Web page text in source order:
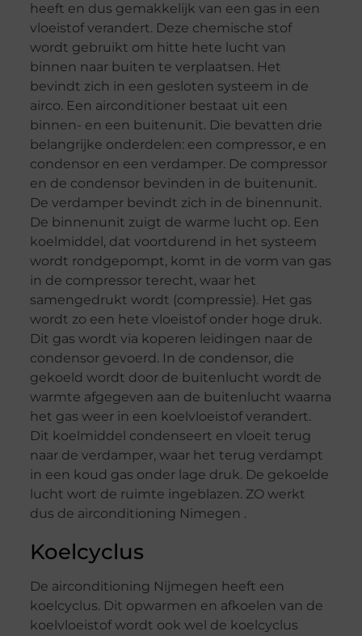
heeft en dus gemakkelijk van een gas in een
vloeistof verandert. Deze chemische stof
wordt gebruikt om hitte hete lucht van
binnen naar buiten te verplaatsen. Het
bevindt zich in een gesloten systeem in de
airco. Een airconditioner bestaat uit een
binnen- en een buitenunit. Die bevatten drie
belangrijke onderdelen: een compressor, e en
condensor en een verdamper. De compressor
en de condensor bevinden in de buitenunit.
De verdamper bevindt zich in de binennunit.
De binnenunit zuigt de warme lucht op. Een
koelmiddel, dat voortdurend in het systeem
wordt rondgepompt, komt in de vorm van gas
in de compressor terecht, waar het
samengedrukt wordt (compressie). Het gas
wordt zo een hete vloeistof onder hoge druk.
Dit gas wordt via koperen leidingen naar de
condensor gevoerd. In de condensor, die
gekoeld wordt door de buitenlucht wordt de
warmte afgegeven aan de buitenlucht waarna
het gas weer in een koelvloeistof verandert.
Dit koelmiddel condenseert en vloeit terug
naar de verdamper, waar het terug verdampt
in een koud gas onder lage druk. De gekoelde
lucht wort de ruimte ingeblazen. ZO werkt
dus de airconditioning Nimegen .
Koelcyclus
De airconditioning Nijmegen heeft een
koelcyclus. Dit opwarmen en afkoelen van de
koelvloeistof wordt ook wel de koelcyclus